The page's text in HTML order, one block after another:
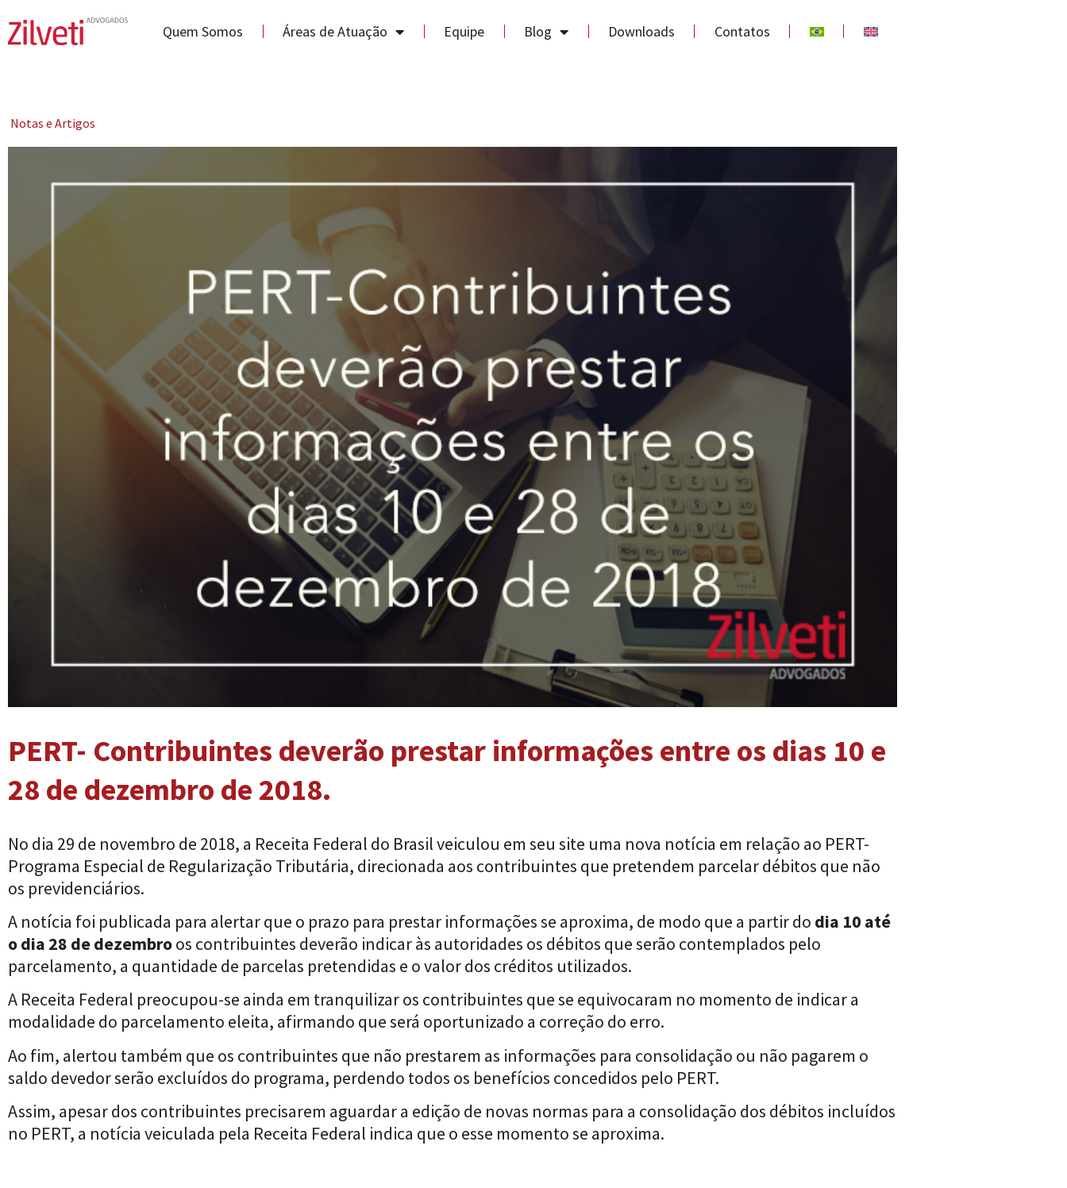
Quem Somos Áreas de Atuação Equipe Blog Downloads Contatos
Notas e Artigos
PERT- Contribuintes deverão prestar informações entre os dias 10 e
28 de dezembro de 2018.
No dia 29 de novembro de 2018, a Receita Federal do Brasil veiculou em seu site uma nova notícia em relação ao PERT-
Programa Especial de Regularização Tributária, direcionada aos contribuintes que pretendem parcelar débitos que não
os previdenciários.
A notícia foi publicada para alertar que o prazo para prestar informações se aproxima, de modo que a partir do dia 10 até
o dia 28 de dezembroos contribuintes deverão indicar às autoridades os débitos que serão contemplados pelo
parcelamento, a quantidade de parcelas pretendidas e o valor dos créditos utilizados.
A Receita Federal preocupou-se ainda em tranquilizar os contribuintes que se equivocaram no momento de indicar a
modalidade do parcelamento eleita, afirmando que será oportunizado a correção do erro.
Ao fim, alertou também que os contribuintes que não prestarem as informações para consolidação ou não pagarem o
saldo devedor serão excluídos do programa, perdendo todos os benefícios concedidos pelo PERT.
Assim, apesar dos contribuintes precisarem aguardar a edição de novas normas para a consolidação dos débitos incluídos
no PERT, a notícia veiculada pela Receita Federal indica que o esse momento se aproxima.